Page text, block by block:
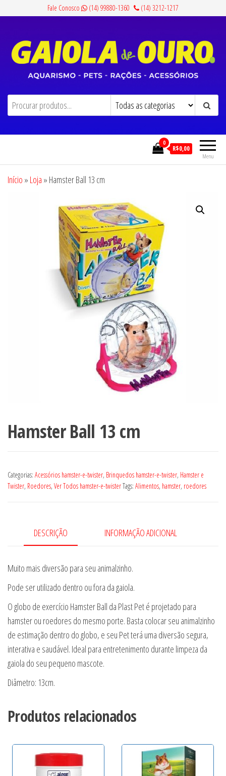
conteúdo
Fale Conosco (14) 99880-1360 (14) 3212-1217
Gaiola de Ouro Aquarismo, Pets, Rações e Acessórios
Menu
0
R$0,00
Início » Loja » Hamster Ball 13 cm
Hamster Ball 13 cm
Categorias: Acessórios hamster-e-twister, Brinquedos hamster-e-twister, Hamster e
Twister, Roedores, Ver Todos hamster-e-twisterTags: Alimentos, hamster, roedores
DESCRIÇÃO INFORMAÇÃO ADICIONAL
Muito mais diversão para seu animalzinho.
Pode ser utilizado dentro ou fora da gaiola.
O globo de exercício Hamster Ball da Plast Pet é projetado para
hamster ou roedores do mesmo porte. Basta colocar seu animalzinho
de estimação dentro do globo, e seu Pet terá uma diversão segura,
interativa e saudável. Ideal para entretenimento durante limpeza da
gaiola do seu pequeno mascote.
Diâmetro: 13cm.
Produtos relacionados